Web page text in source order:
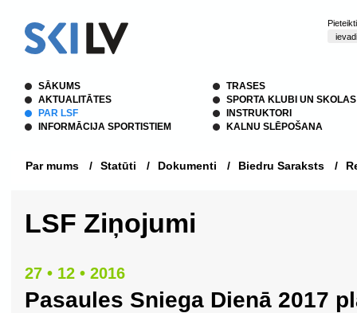
SĀKUMS
AKTUALITĀTES
PAR LSF
INFORMĀCIJA SPORTISTIEM
TRASES
SPORTA KLUBI UN SKOLAS
INSTRUKTORI
KALNU SLĒPOŠANA
Par mums / Statūti / Dokumenti / Biedru Saraksts /
LSF Ziņojumi
27 • 12 • 2016
Pasaules Sniega Dienā 2017